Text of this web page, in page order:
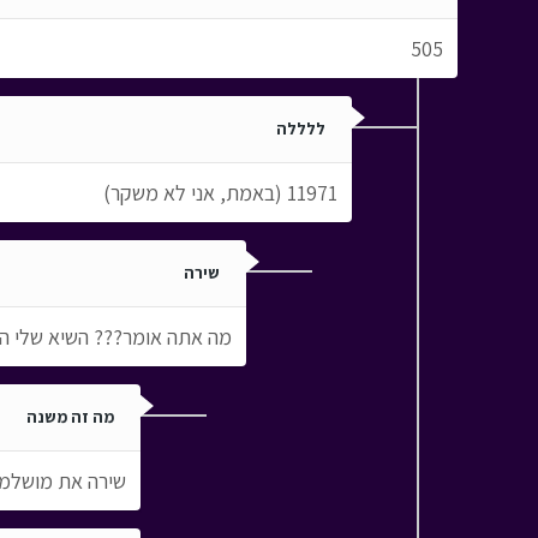
505
ללללה
11971 (באמת, אני לא משקר)
שירה
מה אתה אומר??? השיא שלי הוא 2000(ובאמת,אני לא
מה זה משנה
שירה את